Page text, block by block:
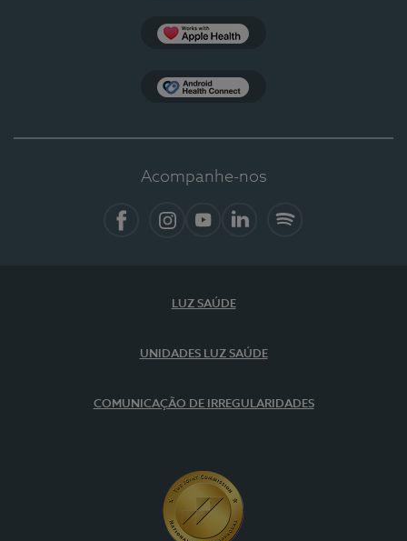
Acompanhe-nos
LUZ SAÚDE
UNIDADES LUZ SAÚDE
COMUNICAÇÃO DE IRREGULARIDADES